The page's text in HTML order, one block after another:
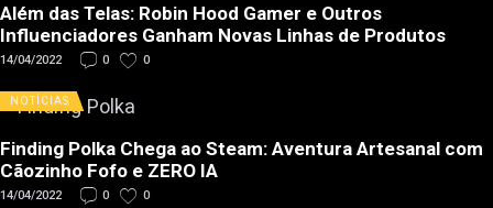
Além das Telas: Robin Hood Gamer e Outros
Influenciadores Ganham Novas Linhas de Produtos
14/04/2022 0 0
NOTÍCIAS
Finding Polka Chega ao Steam: Aventura Artesanal com
Cãozinho Fofo e ZERO IA
14/04/2022 0 0